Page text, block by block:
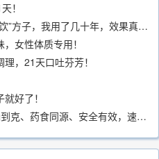
！
从根源斩断口臭！这张“清源除臭饮”方子，我用了几十年，效果真不错
女性体质专用！
，21天口吐芬芳！
好了！
口臭的克星来了！9味药方，精确到克、药食同源、安全有效，速看！